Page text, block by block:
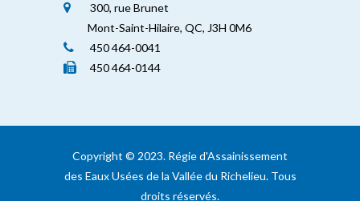
300, rue Brunet
Mont-Saint-Hilaire, QC, J3H 0M6
450 464-0041
450 464-0144
Copyright ©️ 2023. Régie d'Assainissement
des Eaux Usées de la Vallée du Richelieu. Tous
droits réservés.